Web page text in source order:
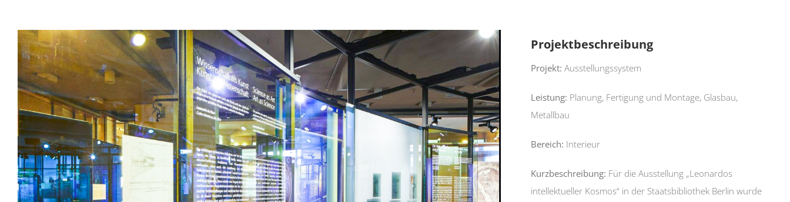
Projektbeschreibung
Projekt:Ausstellungssystem
Leistung: Planung, Fertigung und Montage, Glasbau,
Metallbau
Bereich: Interieur
Kurzbeschreibung: Für die Ausstellung „Leonardos
intellektueller Kosmos“ in der Staatsbibliothek Berlin wurde